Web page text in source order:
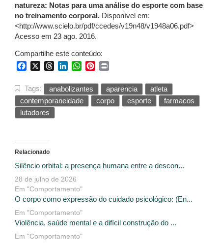
natureza: Notas para uma análise do esporte com base
no treinamento corporal. Disponível em:
<http://www.scielo.br/pdf/ccedes/v19n48/v1948a06.pdf>
Acesso em 23 ago. 2016.
Compartilhe este conteúdo:
FacebookThreadsLinkedInWhatsApp
Pinterest
Tags: anabolizantes aparencia
atleta
contemporaneidade
corpo esporte
farmacos
lutadores
Relacionado
Silêncio orbital: a presença humana entre a descon...
28 de julho de 2026
Em "Comportamento"
O corpo como expressão do cuidado psicológico: (En...
Em "Comportamento"
Violência, saúde mental e a difícil construção do ...
Em "Comportamento"